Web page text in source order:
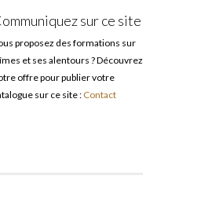
sur ce site
proposez des formations sur
et ses alentours ? Découvrez
offre pour publier votre
sur ce site :Contact